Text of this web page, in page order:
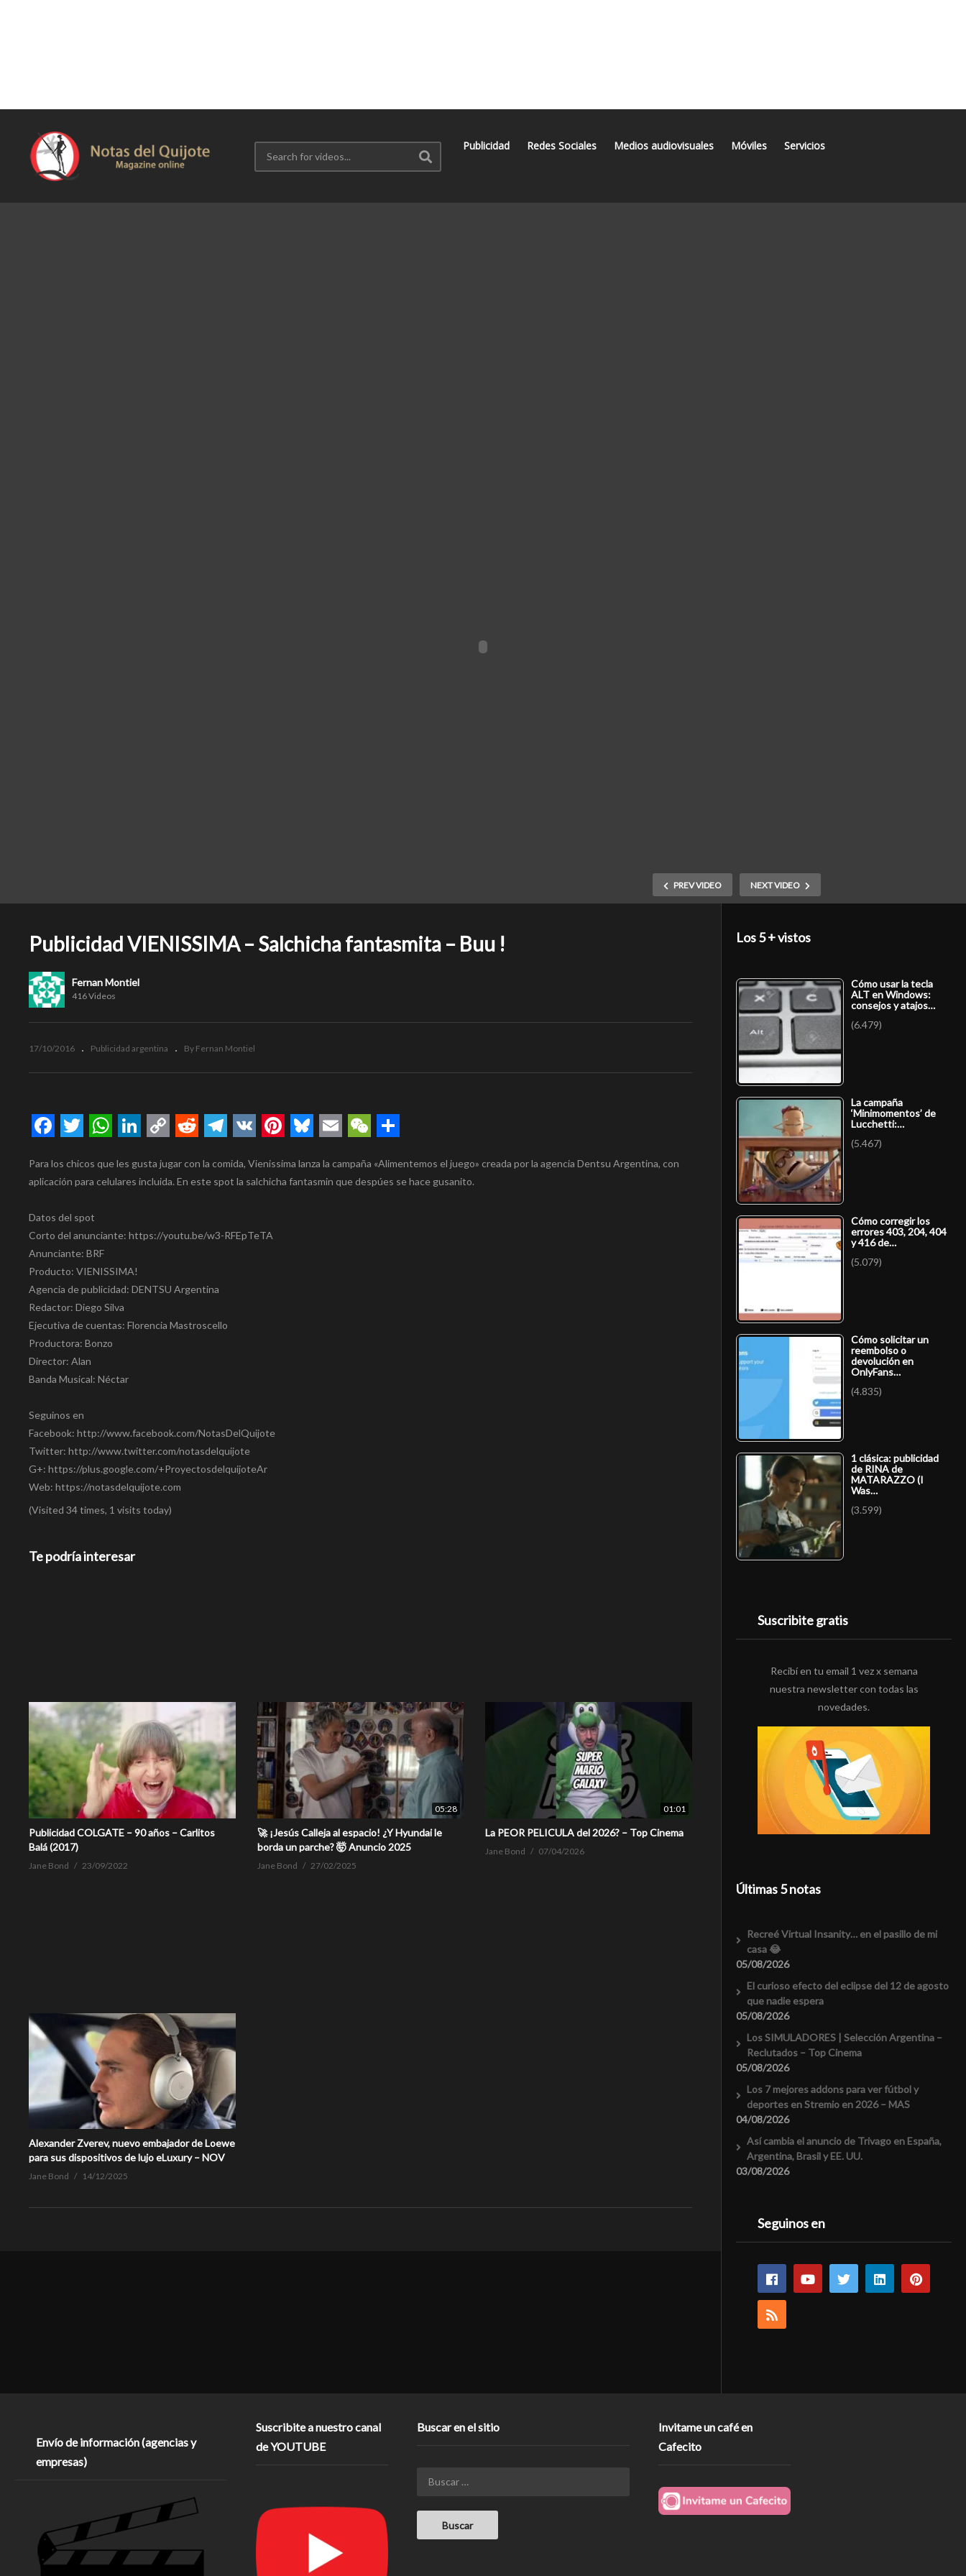
Publicidad Redes Sociales Medios audiovisuales Móviles Servicios
PREV VIDEO NEXT VIDEO
Publicidad VIENISSIMA – Salchicha fantasmita – Buu !
Fernan Montiel
416 Videos
17/10/2016 Publicidad argentina By Fernan Montiel
Link
Para los chicos que les gusta jugar con la comida, Vienissima lanza la campaña «Alimentemos el juego» creada por la agencia Dentsu Argentina, con
aplicación para celulares incluida. En este spot la salchicha fantasmin que despúes se hace gusanito.
Datos del spot
Corto del anunciante: https://youtu.be/w3-RFEpTeTA
Anunciante: BRF
Producto: VIENISSIMA!
Agencia de publicidad: DENTSU Argentina
Redactor: Diego Silva
Ejecutiva de cuentas: Florencia Mastroscello
Productora: Bonzo
Director: Alan
Banda Musical: Néctar
Seguinos en
Facebook: http://www.facebook.com/NotasDelQuijote
Twitter: http://www.twitter.com/notasdelquijote
G+: https://plus.google.com/+ProyectosdelquijoteAr
Web: https://notasdelquijote.com
(Visited 34 times, 1 visits today)
Te podría interesar
Publicidad COLGATE – 90 años – Carlitos
Balá (2017)
Jane Bond 23/09/2022
05:28
🚀 ¡Jesús Calleja al espacio! ¿Y Hyundai le
borda un parche? 🤯 Anuncio 2025
Jane Bond 27/02/2025
01:01
La PEOR PELICULA del 2026? – Top Cinema
Jane Bond 07/04/2026
Alexander Zverev, nuevo embajador de Loewe
para sus dispositivos de lujo eLuxury – NOV
Jane Bond 14/12/2025
Los 5 + vistos
Cómo usar la tecla
ALT en Windows:
consejos y atajos…
(6.479)
La campaña
‘Minimomentos’ de
Lucchetti:…
(5.467)
Cómo corregir los
errores 403, 204, 404
y 416 de…
(5.079)
Cómo solicitar un
reembolso o
devolución en
OnlyFans…
(4.835)
1 clásica: publicidad
de RINA de
MATARAZZO (I
Was…
(3.599)
Suscribite gratis
Recibí en tu email 1 vez x semana
nuestra newsletter con todas las
novedades.
Últimas 5 notas
Recreé Virtual Insanity… en el pasillo de mi
casa 😂
05/08/2026
El curioso efecto del eclipse del 12 de agosto
que nadie espera
05/08/2026
Los SIMULADORES | Selección Argentina –
Reclutados – Top Cinema
05/08/2026
Los 7 mejores addons para ver fútbol y
deportes en Stremio en 2026 – MAS
04/08/2026
Así cambia el anuncio de Trivago en España,
Argentina, Brasil y EE. UU.
03/08/2026
Seguinos en
Envío de información (agencias y
empresas)
Suscribite a nuestro canal
de YOUTUBE
Buscar en el sitio
Invitame un café en
Cafecito